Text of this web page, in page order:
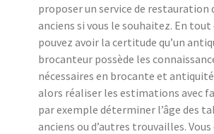
proposer un service de restauration
anciens si vous le souhaitez. En tout
pouvez avoir la certitude qu’un
brocanteur possède les
nécessaires en brocante et
alors réaliser les estimations avec
par exemple déterminer l’âge des
anciens ou d’autres trouvailles.